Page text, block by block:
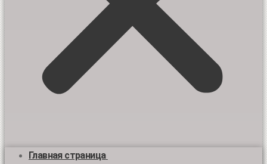
Главная страница